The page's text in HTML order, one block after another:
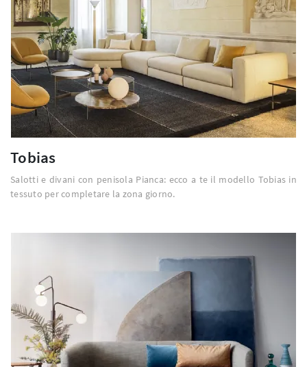
Tobias
Salotti e divani con penisola Pianca: ecco a te il modello Tobias in
tessuto per completare la zona giorno.